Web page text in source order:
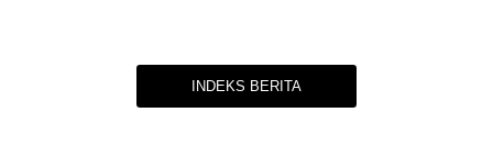
INDEKS BERITA